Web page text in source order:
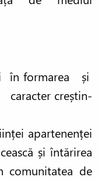
în formarea și
creștin-
apartenenței
și întărirea
comunitatea de